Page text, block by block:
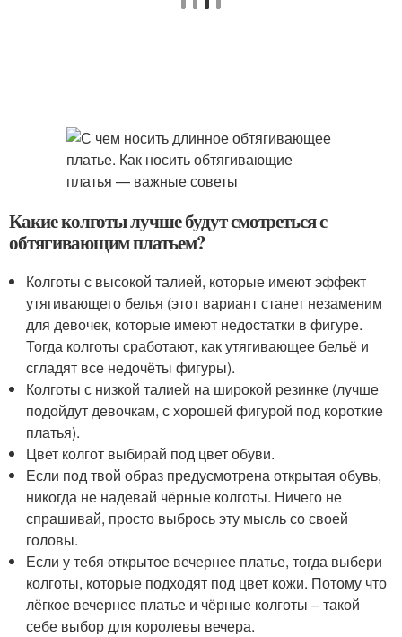
Какие колготы лучше будут смотреться с
обтягивающим платьем?
Колготы с высокой талией, которые имеют эффект
утягивающего белья (этот вариант станет незаменим
для девочек, которые имеют недостатки в фигуре.
Тогда колготы сработают, как утягивающее бельё и
сгладят все недочёты фигуры).
Колготы с низкой талией на широкой резинке (лучше
подойдут девочкам, с хорошей фигурой под короткие
платья).
Цвет колгот выбирай под цвет обуви.
Если под твой образ предусмотрена открытая обувь,
никогда не надевай чёрные колготы. Ничего не
спрашивай, просто выбрось эту мысль со своей
головы.
Если у тебя открытое вечернее платье, тогда выбери
колготы, которые подходят под цвет кожи. Потому что
лёгкое вечернее платье и чёрные колготы – такой
себе выбор для королевы вечера.